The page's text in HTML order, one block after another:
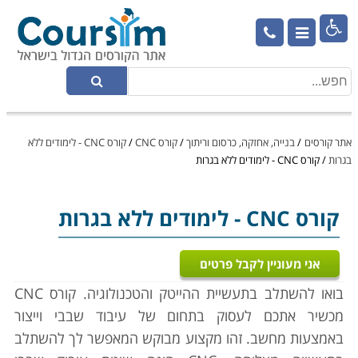

אתר קורסים /בנייה, אחזקה, כרסום וריתוך/קורס CNC /
קורס CNC - לימודים ללא
בגרות/קורס CNC - לימודים ללא בגרות
קורס CNC - לימודים ללא בגרות
אני מעוניין לקבל פרטים
בואו להשתלב בתעשיית ההייטק והטכנולוגיה. קורס CNC
מכשיר אתכם לעסוק בתחום של עיבוד שבבי וייצור
באמצעות מחשב. זהו מקצוע מבוקש המאפשר לך להשתלב